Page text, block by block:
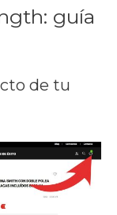
guía
de tu